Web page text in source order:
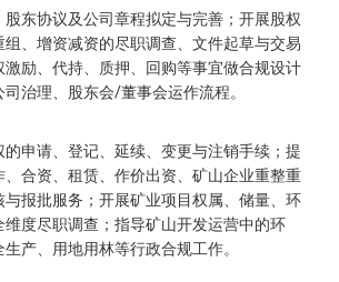
东协议及公司章程拟定与完善；开展股权
、增资减资的尽职调查、文件起草与交易
励、代持、质押、回购等事宜做合规设计
治理、股东会/董事会运作流程。
的申请、登记、延续、变更与注销手续；提
合资、租赁、作价出资、矿山企业重整重
报批服务；开展矿业项目权属、储量、环
度尽职调查；指导矿山开发运营中的环
产、用地用林等行政合规工作。